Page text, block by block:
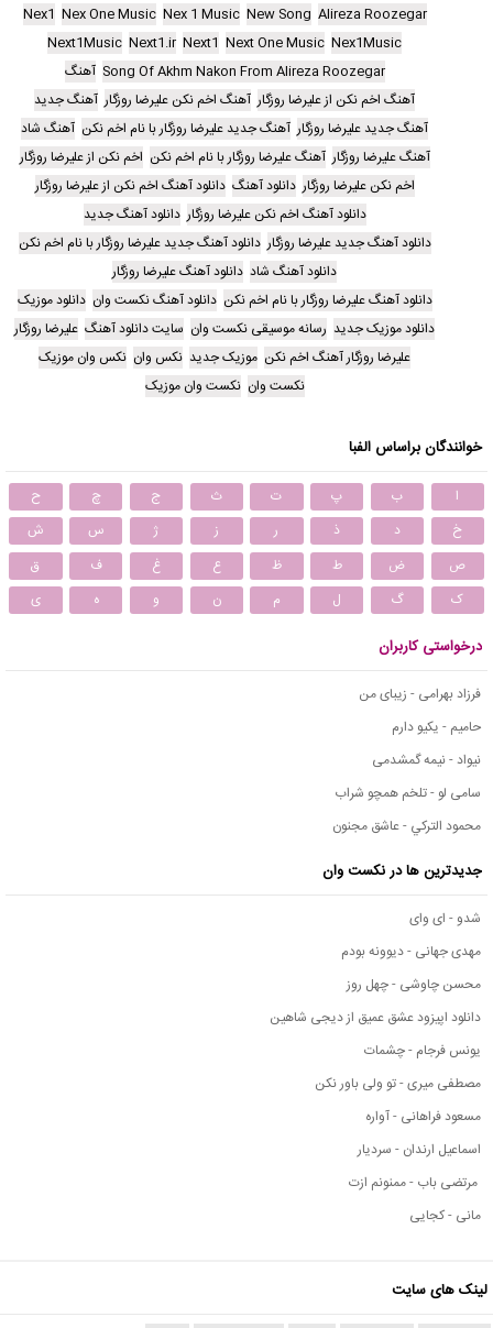
Alireza Roozegar
New Song
Nex 1 Music
Nex One Music
Nex1
Nex1Music
Next One Music
Next1
Next1.ir
Next1Music
Song Of Akhm Nakon From Alireza Roozegar آهنگ
آهنگ اخم نکن از علیرضا روزگار آهنگ اخم نکن علیرضا روزگار آهنگ جدید
آهنگ جدید علیرضا روزگار آهنگ جدید علیرضا روزگار با نام اخم نکن آهنگ شاد
آهنگ علیرضا روزگار آهنگ علیرضا روزگار با نام اخم نکن اخم نکن از علیرضا روزگار
اخم نکن علیرضا روزگار دانلود آهنگ دانلود آهنگ اخم نکن از علیرضا روزگار
دانلود آهنگ اخم نکن علیرضا روزگار دانلود آهنگ جدید
دانلود آهنگ جدید علیرضا روزگار دانلود آهنگ جدید علیرضا روزگار با نام اخم نکن
دانلود آهنگ شاد دانلود آهنگ علیرضا روزگار
دانلود آهنگ علیرضا روزگار با نام اخم نکن دانلود آهنگ نکست وان دانلود موزیک
دانلود موزیک جدید رسانه موسیقی نکست وان سایت دانلود آهنگ علیرضا روزگار
علیرضا روزگار آهنگ اخم نکن موزیک جدید نکس وان نکس وان موزیک
نکست وان نکست وان موزیک
خوانندگان براساس الفبا
ا ب پ ت ث ج چ
ح
خ
د ذ ر ز ژ س
ش
ص
ض ط ظ ع غ ف
ق
ک
گ ل م ن و ه ی
درخواستی کاربران
فرزاد بهرامی - زیبای من
حامیم - یکیو دارم
نیواد - نیمه گمشدمی
سامی لو - تلخم همچو شراب
محمود التركي - عاشق مجنون
جدیدترین ها در نکست وان
شدو - ای وای
مهدی جهانی - دیوونه بودم
محسن چاوشی - چهل روز
دانلود اپیزود عشق عمیق از دیجی شاهین
یونس فرجام - چشمات
مصطفی میری - تو ولی باور نکن
مسعود فراهانی - آواره
اسماعیل ارندان - سردیار
مرتضی باب - ممنونم ازت
مانی - کجایی
لینک های سایت